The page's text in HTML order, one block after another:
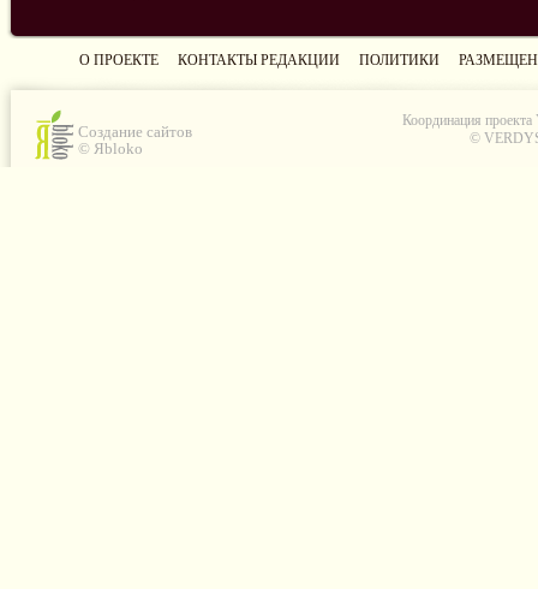
О ПРОЕКТЕ КОНТАКТЫ РЕДАКЦИИ ПОЛИТИКИ
Создание сайтов
© Яbloko
Координация проекта
©